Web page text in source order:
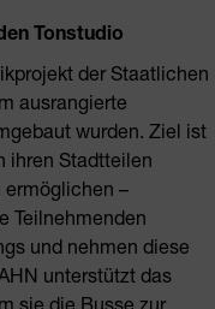
Tonstudio
der Staatlichen
ausrangierte
wurden. Ziel ist
ihren Stadtteilen
ermöglichen –
Teilnehmenden
und nehmen diese
unterstützt das
sie die Busse zur